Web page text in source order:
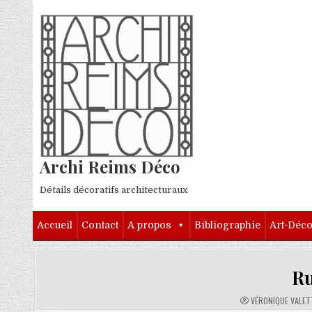
Skip to content
Archi Reims Déco
Détails décoratifs architecturaux
Accueil Contact A propos Bibliographie Art-Déco
AUTHOR:
VÉRONIQUE